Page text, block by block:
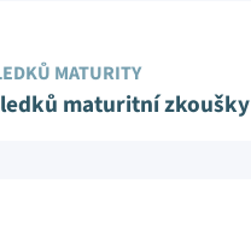
MATURITY
maturitní zkoušky